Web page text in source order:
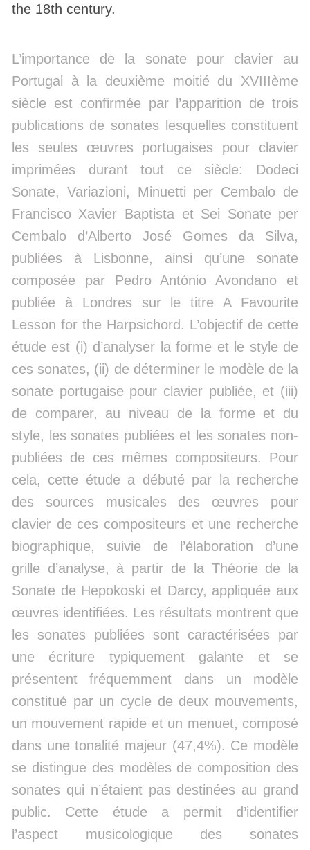
the 18th century.
L’importance de la sonate pour clavier au
Portugal à la deuxième moitié du XVIIIème
siècle est confirmée par l’apparition de trois
publications de sonates lesquelles constituent
les seules œuvres portugaises pour clavier
imprimées durant tout ce siècle: Dodeci
Sonate, Variazioni, Minuetti per Cembalo de
Francisco Xavier Baptista et Sei Sonate per
Cembalo d’Alberto José Gomes da Silva,
publiées à Lisbonne, ainsi qu’une sonate
composée par Pedro António Avondano et
publiée à Londres sur le titre A Favourite
Lesson for the Harpsichord. L’objectif de cette
étude est (i) d’analyser la forme et le style de
ces sonates, (ii) de déterminer le modèle de la
sonate portugaise pour clavier publiée, et (iii)
de comparer, au niveau de la forme et du
style, les sonates publiées et les sonates non-
publiées de ces mêmes compositeurs. Pour
cela, cette étude a débuté par la recherche
des sources musicales des œuvres pour
clavier de ces compositeurs et une recherche
biographique, suivie de l’élaboration d’une
grille d’analyse, à partir de la Théorie de la
Sonate de Hepokoski et Darcy, appliquée aux
œuvres identifiées. Les résultats montrent que
les sonates publiées sont caractérisées par
une écriture typiquement galante et se
présentent fréquemment dans un modèle
constitué par un cycle de deux mouvements,
un mouvement rapide et un menuet, composé
dans une tonalité majeur (47,4%). Ce modèle
se distingue des modèles de composition des
sonates qui n’étaient pas destinées au grand
public. Cette étude a permit d’identifier
l’aspect musicologique des sonates